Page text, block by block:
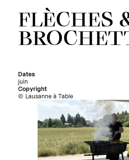
FLÈCHES
Dates
juin
Copyright
Lausanne à Table